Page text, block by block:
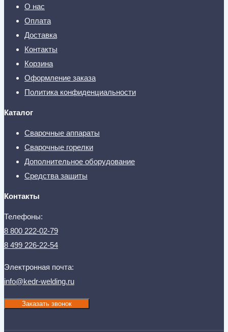
О нас
Оплата
Доставка
Контакты
Корзина
Оформление заказа
Политика конфиденциальности
Каталог
Сварочные аппараты
Сварочные горелки
Дополнительное оборудование
Средства защиты
Контакты
Телефоны:
8 800 222-02-79
8 499 226-22-54
Электронная почта:
info@kedr-welding.ru
Заказать звонок